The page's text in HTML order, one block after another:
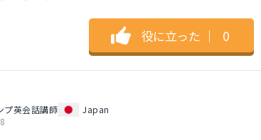
役に立った ｜ 0
プ英会話講師
Japan